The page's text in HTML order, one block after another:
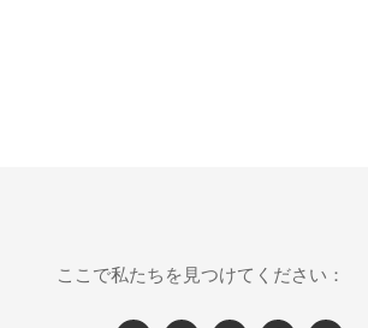
ここで私たちを見つけてください：